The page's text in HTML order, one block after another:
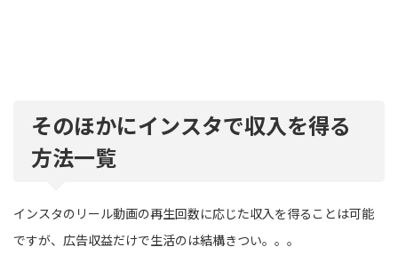
そのほかにインスタで収入を得る
方法一覧
インスタのリール動画の再生回数に応じた収入を得ることは可能
ですが、広告収益だけで生活のは結構きつい。。。